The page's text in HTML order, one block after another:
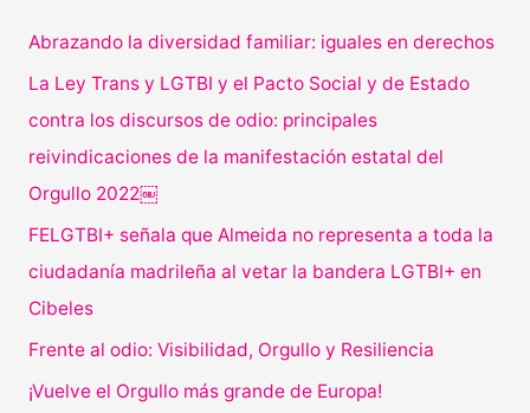
Abrazando la diversidad familiar: iguales en derechos
La Ley Trans y LGTBI y el Pacto Social y de Estado
contra los discursos de odio: principales
reivindicaciones de la manifestación estatal del
Orgullo 2022￼
FELGTBI+ señala que Almeida no representa a toda la
ciudadanía madrileña al vetar la bandera LGTBI+ en
Cibeles
Frente al odio: Visibilidad, Orgullo y Resiliencia
¡Vuelve el Orgullo más grande de Europa!